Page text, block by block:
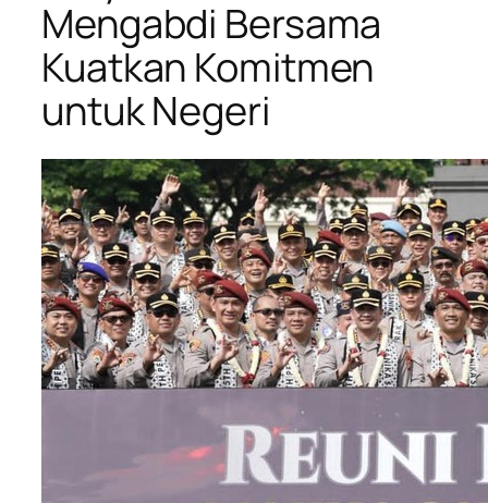
Mengabdi Bersama
Kuatkan Komitmen
untuk Negeri